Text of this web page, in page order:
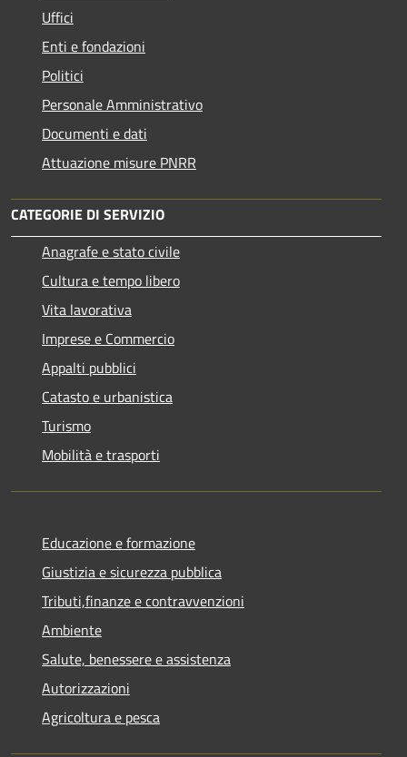
Uffici
Enti e fondazioni
Politici
Personale Amministrativo
Documenti e dati
Attuazione misure PNRR
CATEGORIE DI SERVIZIO
Anagrafe e stato civile
Cultura e tempo libero
Vita lavorativa
Imprese e Commercio
Appalti pubblici
Catasto e urbanistica
Turismo
Mobilità e trasporti
Educazione e formazione
Giustizia e sicurezza pubblica
Tributi,finanze e contravvenzioni
Ambiente
Salute, benessere e assistenza
Autorizzazioni
Agricoltura e pesca